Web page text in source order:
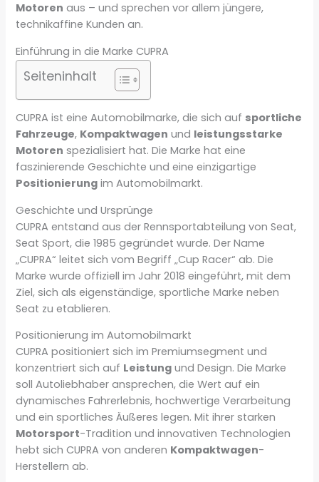
Motoren aus – und sprechen vor allem jüngere,
technikaffine Kunden an.
Einführung in die Marke CUPRA
Seiteninhalt
CUPRA ist eine Automobilmarke, die sich auf sportliche
Fahrzeuge, Kompaktwagen und leistungsstarke
Motoren spezialisiert hat. Die Marke hat eine
faszinierende Geschichte und eine einzigartige
Positionierung im Automobilmarkt.
Geschichte und Ursprünge
CUPRA entstand aus der Rennsportabteilung von Seat,
Seat Sport, die 1985 gegründet wurde. Der Name
„CUPRA“ leitet sich vom Begriff „Cup Racer“ ab. Die
Marke wurde offiziell im Jahr 2018 eingeführt, mit dem
Ziel, sich als eigenständige, sportliche Marke neben
Seat zu etablieren.
Positionierung im Automobilmarkt
CUPRA positioniert sich im Premiumsegment und
konzentriert sich auf Leistung und Design. Die Marke
soll Autoliebhaber ansprechen, die Wert auf ein
dynamisches Fahrerlebnis, hochwertige Verarbeitung
und ein sportliches Äußeres legen. Mit ihrer starken
Motorsport-Tradition und innovativen Technologien
hebt sich CUPRA von anderen Kompaktwagen-
Herstellern ab.